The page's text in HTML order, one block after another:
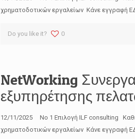
χρηματοδοτικών εργαλείων Κάνε εγγραφή
Do you like it? 0
NetWorking
εξυπηρέτησης
12/11/2025 No 1 Επιλογή ILF consulting
χρηματοδοτικών εργαλείων Κάνε εγγραφή